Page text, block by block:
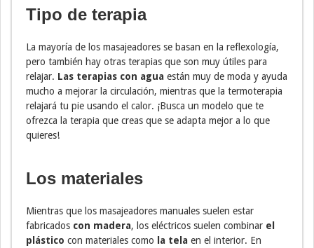
Tipo de terapia
La mayoría de los masajeadores se basan en la reflexología,
pero también hay otras terapias que son muy útiles para
relajar. Las terapias con agua están muy de moda y ayuda
mucho a mejorar la circulación, mientras que la termoterapia
relajará tu pie usando el calor. ¡Busca un modelo que te
ofrezca la terapia que creas que se adapta mejor a lo que
quieres!
Los materiales
Mientras que los masajeadores manuales suelen estar
fabricados con madera, los eléctricos suelen combinar el
plástico con materiales como la tela en el interior. En